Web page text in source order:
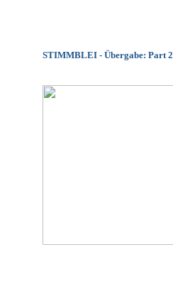
STIMMBLEI - Übergabe: Part 2